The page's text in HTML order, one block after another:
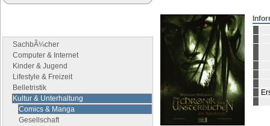
SachbÃ¼cher
Computer & Internet
Kinder & Jugend
Lifestyle & Freizeit
Belletristik
Kultur & Unterhaltung
Comics & Manga
Gesellschaft